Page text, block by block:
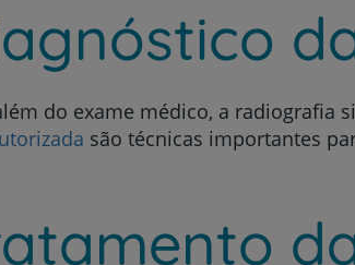
do exame médico, a radiografia
são técnicas importantes